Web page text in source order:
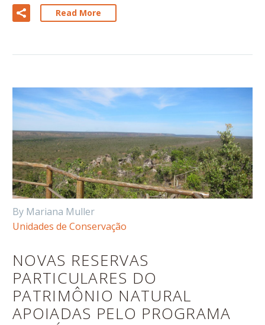
Read More
By Mariana Muller
Unidades de Conservação
NOVAS RESERVAS
PARTICULARES DO
PATRIMÔNIO NATURAL
APOIADAS PELO PROGRAMA